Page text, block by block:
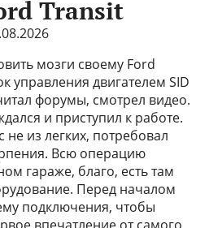
Transit
мозги своему Ford
управления двигателем SID
форумы, смотрел видео.
и приступил к работе.
не из легких, потребовал
Всю операцию
гараже, благо, есть там
Перед началом
подключения, чтобы